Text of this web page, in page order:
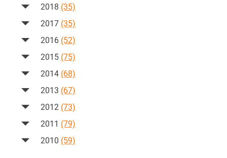
2018 (35)
2017 (35)
2016 (52)
2015 (75)
2014 (68)
2013 (67)
2012 (73)
2011 (79)
2010 (59)